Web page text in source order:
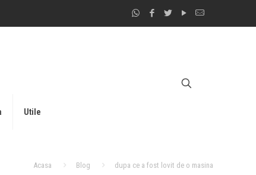
Utile
Acasa Blog dupa ce a fost lovit de o masina